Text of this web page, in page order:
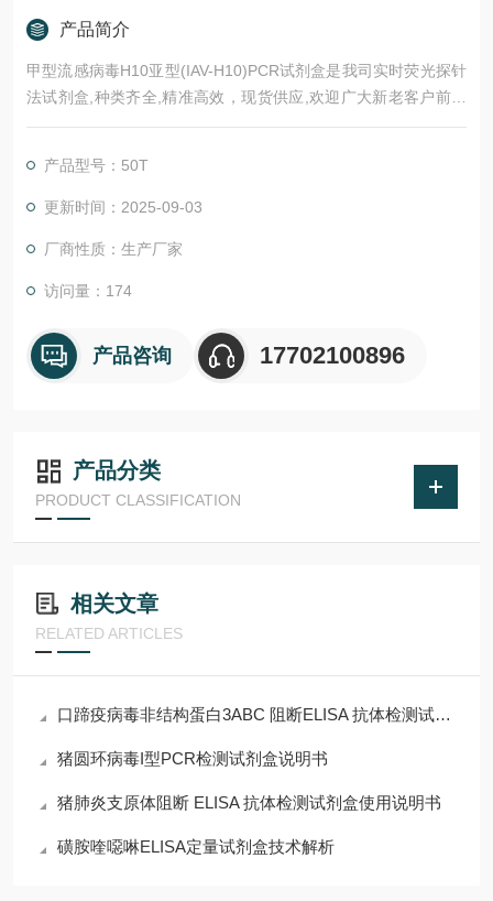
产品简介
甲型流感病毒H10亚型(IAV-H10)PCR试剂盒是我司实时荧光探针
法试剂盒,种类齐全,精准高效，现货供应,欢迎广大新老客户前来
选购。
产品型号：50T
更新时间：2025-09-03
厂商性质：生产厂家
访问量：174
产品咨询 17702100896
产品分类
PRODUCT CLASSIFICATION
相关文章
RELATED ARTICLES
口蹄疫病毒非结构蛋白3ABC 阻断ELISA 抗体检测试剂盒说明书
猪圆环病毒I型PCR检测试剂盒说明书
猪肺炎支原体阻断 ELISA 抗体检测试剂盒使用说明书
磺胺喹噁啉ELISA定量试剂盒技术解析